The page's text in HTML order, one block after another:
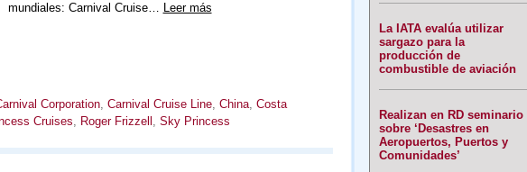
mundiales: Carnival Cruise… Leer más
Corporation, Carnival Cruise Line, China, Costa
Cruises, Roger Frizzell , Sky Princess
La IATA evalúa utilizar
sargazo para la
producción de
combustible de aviación
Realizan en RD seminario
sobre ‘Desastres en
Aeropuertos, Puertos y
Comunidades’